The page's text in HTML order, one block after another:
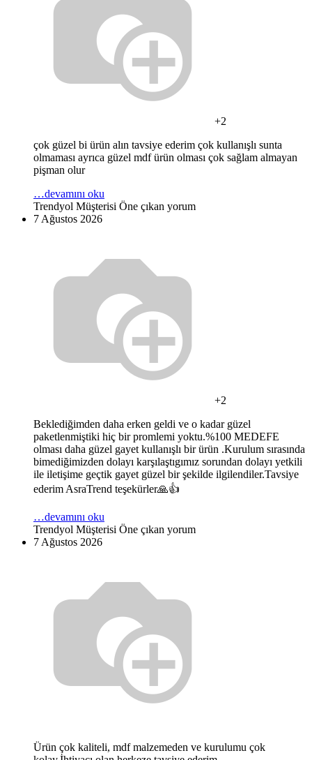
+2
çok güzel bi ürün alın tavsiye ederim çok kullanışlı sunta
olmaması ayrıca güzel mdf ürün olması çok sağlam almayan
pişman olur
…devamını oku
Trendyol Müşterisi Öne çıkan yorum
7 Ağustos 2026
+2
Beklediğimden daha erken geldi ve o kadar güzel
paketlenmiştiki hiç bir promlemi yoktu.%100 MEDEFE
olması daha güzel gayet kullanışlı bir ürün .Kurulum sırasında
bimediğimizden dolayı karşılaştıgımız sorundan dolayı yetkili
ile iletişime geçtik gayet güzel bir şekilde ilgilendiler.Tavsiye
ederim AsraTrend teşekürler🙏👍
…devamını oku
Trendyol Müşterisi Öne çıkan yorum
7 Ağustos 2026
Ürün çok kaliteli, mdf malzemeden ve kurulumu çok